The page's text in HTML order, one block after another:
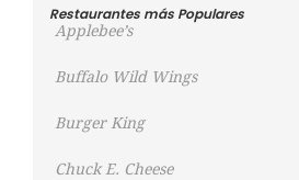
Restaurantes más Populares
Applebee’s
Buffalo Wild Wings
Burger King
Chuck E. Cheese